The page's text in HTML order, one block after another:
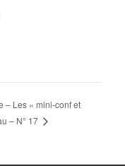
– Les « mini-conf et
– N° 17